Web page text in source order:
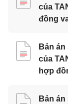
của
đồng
Bản án
của
hợp
Bản án